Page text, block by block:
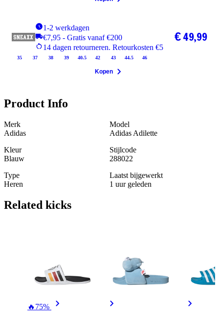
1-2 werkdagen
€7,95 - Gratis vanaf €200
14 dagen retourneren. Retourkosten €5
35 37 38 39 40.5 42 43 44.5 46
€ 49,99
Kopen
Product Info
Merk
Adidas
Model
Adidas Adilette
Kleur
Blauw
Stijlcode
288022
Type
Heren
Laatst bijgewerkt
1 uur geleden
Related kicks
🔥 75%